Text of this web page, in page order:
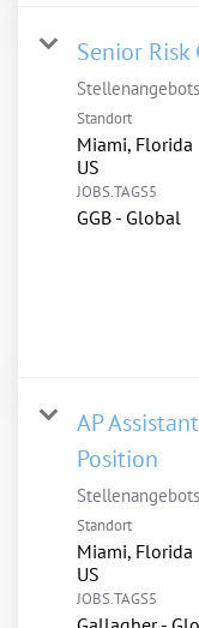
Senior
Standort
Miami, Florida
JOBS.TAGS5
GGB - Global
AP
Position
Standort
Miami, Florida
JOBS.TAGS5